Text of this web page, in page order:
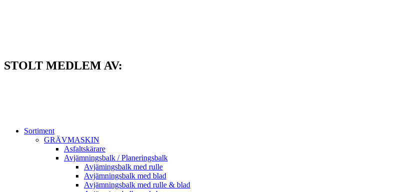
STOLT MEDLEM AV:
Sortiment
GRÄV­MASKIN
Asfalt­skärare
Avjämnings­balk / Planeringsbalk
Avjämingsbalk med rulle
Avjämningsbalk med blad
Avjämningsbalk med rulle & blad